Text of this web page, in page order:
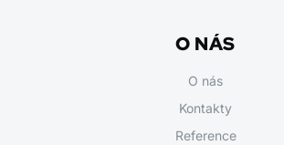
O NÁS
O nás
Kontakty
Reference